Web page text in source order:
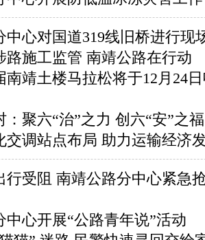
中心对国道319线旧桥进行现
路施工监管 南靖公路在行动
南靖土楼马拉松将于12月24
：聚六“治”之力 创六“安”之福
交调站点布局 助力运输经济
行受阻 南靖公路分中心紧急
中心开展“公路青年说”活动